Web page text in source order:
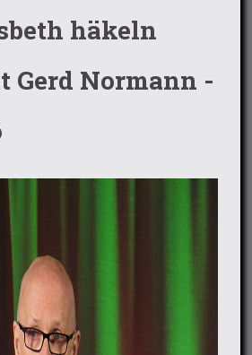
häkeln
Gerd Normann -